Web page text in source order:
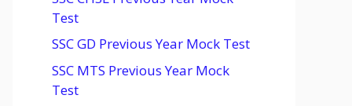
Test
SSC GD Previous Year Mock Test
SSC MTS Previous Year Mock
Test